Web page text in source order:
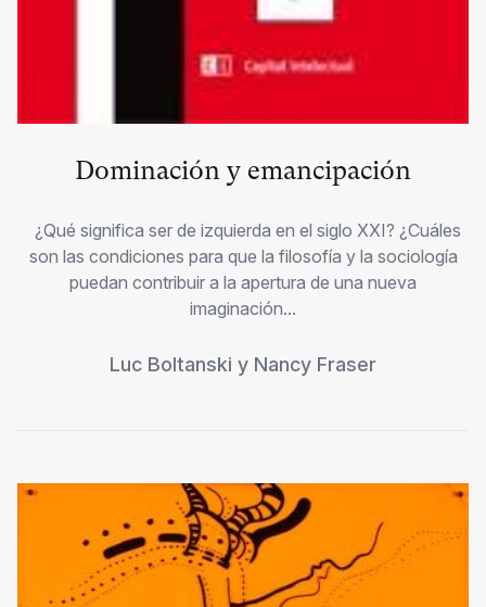
Dominación y emancipación
¿Qué significa ser de izquierda en el siglo XXI? ¿Cuáles
son las condiciones para que la filosofía y la sociología
puedan contribuir a la apertura de una nueva
imaginación...
Luc Boltanski y Nancy Fraser